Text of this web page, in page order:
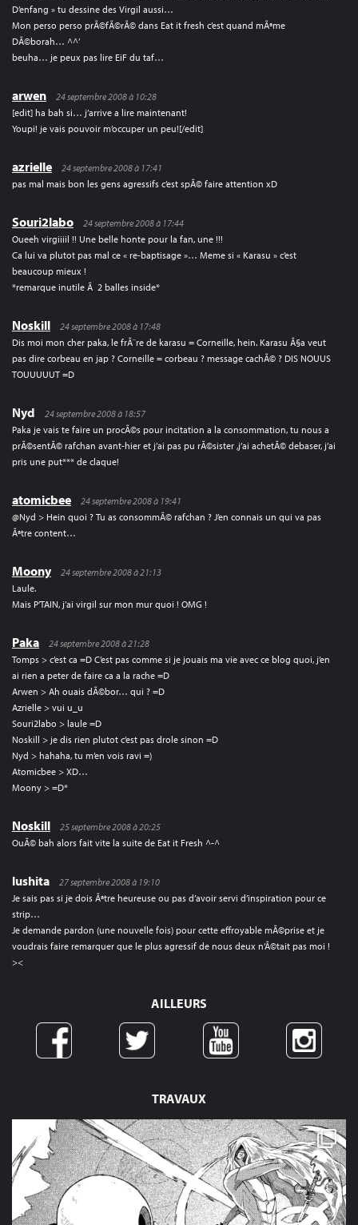
TRAVAUX
D’enfang » tu dessine des Virgil aussi…
Mon perso perso prÃ©fÃ©rÃ© dans Eat it fresh c’est quand mÃªme
DÃ©borah… ^^’
beuha… je peux pas lire EiF du taf…
arwen
24 septembre 2008 à 10:28
[edit] ha bah si… j’arrive a lire maintenant!
Youpi! je vais pouvoir m’occuper un peu![/edit]
azrielle
24 septembre 2008 à 17:41
pas mal mais bon les gens agressifs c’est spÃ© faire attention xD
Souri2labo
24 septembre 2008 à 17:44
Oueeh virgiiiil !! Une belle honte pour la fan, une !!!
Ca lui va plutot pas mal ce « re-baptisage »… Meme si « Karasu » c’est
beaucoup mieux !
*remarque inutile Ã 2 balles inside*
Noskill
24 septembre 2008 à 17:48
Dis moi mon cher paka, le frÃ¨re de karasu = Corneille, hein. Karasu Ã§a veut
pas dire corbeau en jap ? Corneille = corbeau ? message cachÃ© ? DIS NOUUS
TOUUUUUT =D
Nyd
24 septembre 2008 à 18:57
Paka je vais te faire un procÃ©s pour incitation a la consommation, tu nous a
prÃ©sentÃ© rafchan avant-hier et j’ai pas pu rÃ©sister ,j’ai achetÃ© debaser, j’ai
pris une put*** de claque!
atomicbee
24 septembre 2008 à 19:41
@Nyd > Hein quoi ? Tu as consommÃ© rafchan ? J’en connais un qui va pas
Ãªtre content…
Moony
24 septembre 2008 à 21:13
Laule.
Mais P’TAIN, j’ai virgil sur mon mur quoi ! OMG !
Paka
24 septembre 2008 à 21:28
Tomps > c’est ca =D C’est pas comme si je jouais ma vie avec ce blog quoi, j’en
ai rien a peter de faire ca a la rache =D
Arwen > Ah ouais dÃ©bor… qui ? =D
Azrielle > vui u_u
Souri2labo > laule =D
Noskill > je dis rien plutot c’est pas drole sinon =D
Nyd > hahaha, tu m’en vois ravi =)
Atomicbee > XD…
Moony > =D*
Noskill
25 septembre 2008 à 20:25
OuÃ© bah alors fait vite la suite de Eat it Fresh ^-^
lushita
27 septembre 2008 à 19:10
Je sais pas si je dois Ãªtre heureuse ou pas d’avoir servi d’inspiration pour ce
strip…
Je demande pardon (une nouvelle fois) pour cette effroyable mÃ©prise et je
voudrais faire remarquer que le plus agressif de nous deux n’Ã©tait pas moi !
><
AILLEURS